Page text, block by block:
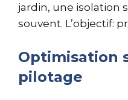
jardin, une isolation
souvent. L’objectif:
Optimisation
pilotage